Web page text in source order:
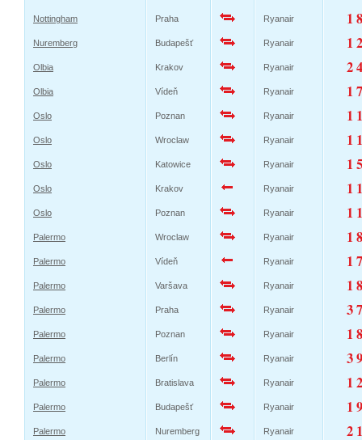
Nottingham Praha Ryanair 1
Nuremberg Budapešť Ryanair 1
Olbia Krakov Ryanair 2
Olbia Vídeň Ryanair 1
Oslo Poznan Ryanair 1
Oslo Wroclaw Ryanair 1
Oslo Katowice Ryanair 1
Oslo Krakov Ryanair 1
Oslo Poznan Ryanair 1
Palermo Wroclaw Ryanair 1
Palermo Vídeň Ryanair 1
Palermo Varšava Ryanair 1
Palermo Praha Ryanair 3
Palermo Poznan Ryanair 1
Palermo Berlín Ryanair 3
Palermo Bratislava Ryanair 1
Palermo Budapešť Ryanair 1
Palermo Nuremberg Ryanair 2